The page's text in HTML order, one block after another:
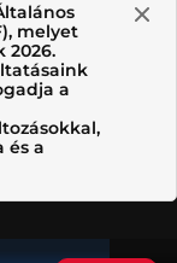
melyet
2026.
a
és a